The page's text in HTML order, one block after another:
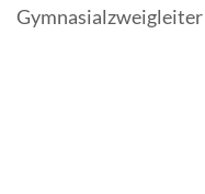
Gymnasialzweigleiter